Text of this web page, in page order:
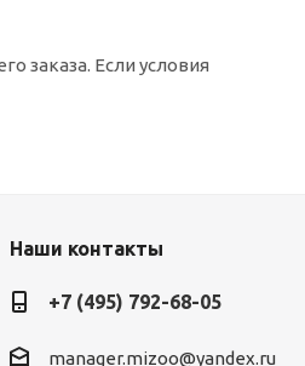
заказа. Если условия
Наши контакты
+7 (495) 792-68-05
manager.mizoo@yandex.ru